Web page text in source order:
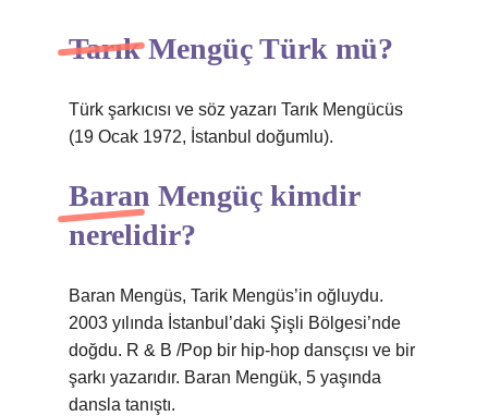
Tarık Mengüç Türk mü?
Türk şarkıcısı ve söz yazarı Tarık Mengücüs
(19 Ocak 1972, İstanbul doğumlu).
Baran Mengüç kimdir
nerelidir?
Baran Mengüs, Tarik Mengüs’in oğluydu.
2003 yılında İstanbul’daki Şişli Bölgesi’nde
doğdu. R & B /Pop bir hip-hop dansçısı ve bir
şarkı yazarıdır. Baran Mengük, 5 yaşında
dansla tanıştı.